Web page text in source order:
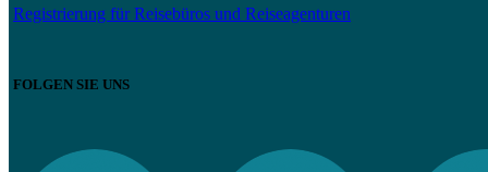
Registrierung für Reisebüros und Reiseagenturen
FOLGEN SIE UNS